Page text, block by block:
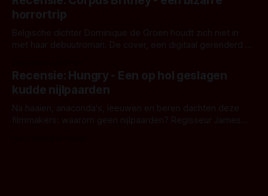
opnames zijn gestart in Australië.
horrortrip
Belgische dichter Dominique de Groen houdt zich niet in
met haar debuutroman. De cover, een digitaal gerenderd en
achtergrond, belooft iets kleurrijks maar onheilspellends,
iets ongrijpbaars. En dat maakt De Groen met ieder woord
waar.
Recensie: Hungry - Een op hol geslagen
kudde nijlpaarden
Na haaien, anaconda's, leeuwen en beren dachten deze
filmmakers: waarom geen nijlpaarden? Regisseur James